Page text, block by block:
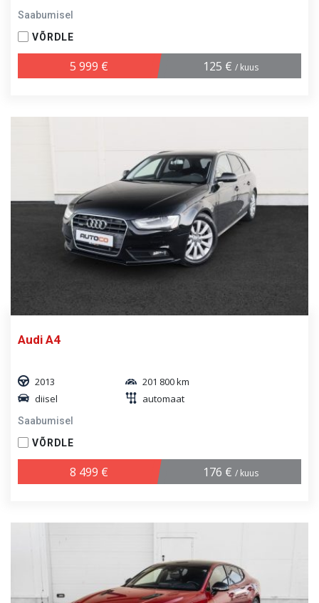
Saabumisel
VÕRDLE
5 999 € 125 € / kuus
Audi A4
2013
201 800 km
diisel
automaat
Saabumisel
VÕRDLE
8 499 € 176 € / kuus